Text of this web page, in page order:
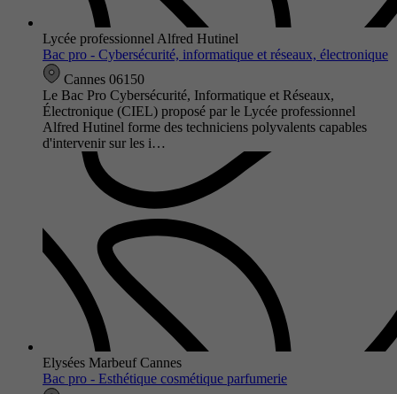
Lycée professionnel Alfred Hutinel
Bac pro - Cybersécurité, informatique et réseaux, électronique
Cannes 06150
Le Bac Pro Cybersécurité, Informatique et Réseaux,
Électronique (CIEL) proposé par le Lycée professionnel
Alfred Hutinel forme des techniciens polyvalents capables
d'intervenir sur les i…
Elysées Marbeuf Cannes
Bac pro - Esthétique cosmétique parfumerie